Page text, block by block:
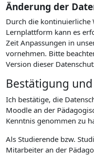
Änderung der
Durch die
Lernplattform kann es
Zeit Anpassungen in
vornehmen. Bitte
Version dieser
Bestätigung
Ich bestätige, die
Moodle an der
Kenntnis genommen zu
Als Studierende bzw.
Mitarbeiter an der